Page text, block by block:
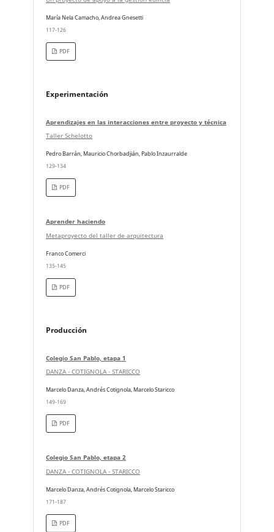
María Nela Camacho, Andrea Gnesetti
117-126
PDF
Experimentación
Aprendizajes en las interacciones entre proyecto y técnica
Taller Schelotto
Pedro Barrán, Mauricio Chorbadjián, Pablo Inzaurralde
129-134
PDF
Aprender haciendo
Metaproyecto del taller de arquitectura
Franco Comerci
135-145
PDF
Producción
Colegio San Pablo, etapa 1
DANZA - COTIGNOLA - STARICCO
Marcelo Danza, Andrés Cotignola, Marcelo Staricco
149-169
PDF
Colegio San Pablo, etapa 2
DANZA - COTIGNOLA - STARICCO
Marcelo Danza, Andrés Cotignola, Marcelo Staricco
171-187
PDF